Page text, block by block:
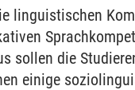
linguistischen
sollen die
einige